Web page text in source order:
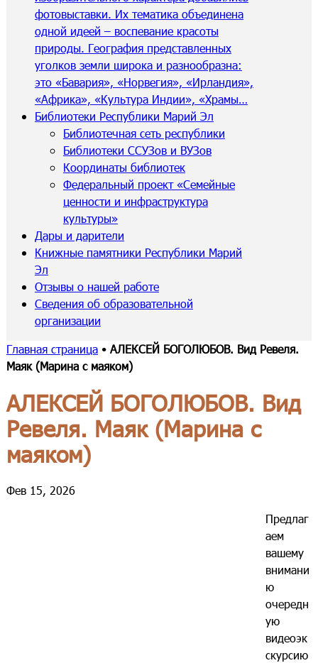
фотовыставки. Их тематика объединена
одной идеей – воспевание красоты
природы. География представленных
уголков земли широка и разнообразна:
это «Бавария», «Норвегия», «Ирландия»,
«Африка», «Культура Индии», «Храмы…
Библиотеки Республики Марий Эл
Библиотечная сеть республики
Библиотеки ССУЗов и ВУЗов
Координаты библиотек
Федеральный проект «Семейные
ценности и инфраструктура
культуры»
Дары и дарители
Книжные памятники Республики Марий
Эл
Отзывы о нашей работе
Сведения об образовательной
организации
Главная страница• АЛЕКСЕЙ БОГОЛЮБОВ. Вид Ревеля.
Маяк (Марина с маяком)
АЛЕКСЕЙ БОГОЛЮБОВ. Вид
Ревеля. Маяк (Марина с
маяком)
Фев 15, 2026
Предлаг
аем
вашему
внимани
ю
очередн
ую
видеоэк
скурсию